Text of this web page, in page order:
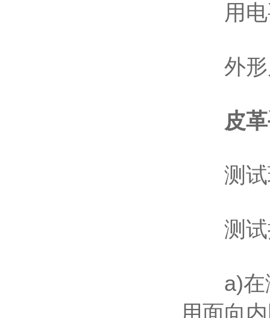
用电
外形
皮
测试环
测试
a)在测
用面向